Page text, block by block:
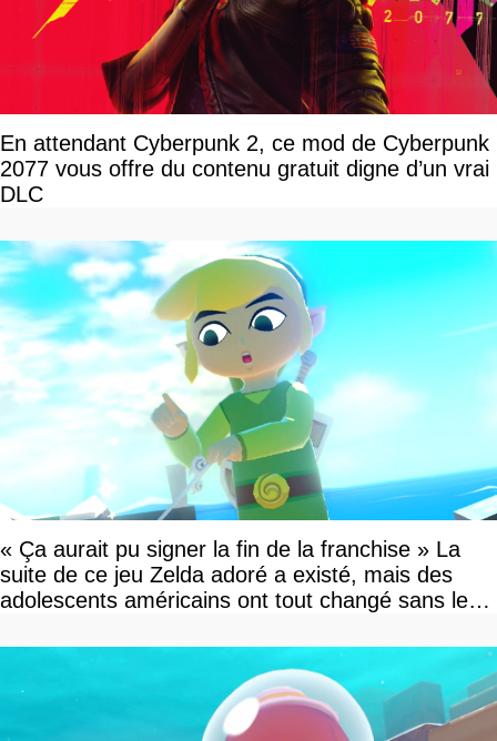
En attendant Cyberpunk 2, ce mod de Cyberpunk
2077 vous offre du contenu gratuit digne d’un vrai
DLC
« Ça aurait pu signer la fin de la franchise » La
suite de ce jeu Zelda adoré a existé, mais des
adolescents américains ont tout changé sans le